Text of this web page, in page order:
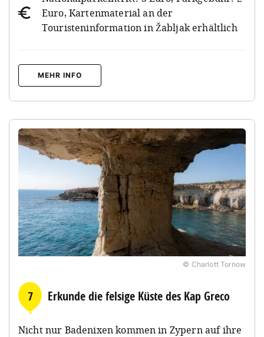
Euro, Kartenmaterial an der
Touristeninformation in Žabljak erhältlich
MEHR INFO
© Charlott Tornow
7 Erkunde die felsige Küste des Kap Greco
Nicht nur Badenixen kommen in Zypern auf ihre